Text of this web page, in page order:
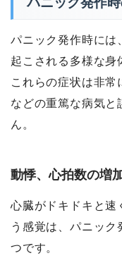
パニック発作時には
起こされる多様な身
これらの症状は非常
などの重篤な病気と
ん。
動悸、心拍数の増
心臓がドキドキと速
う感覚は、パニッ
つです。